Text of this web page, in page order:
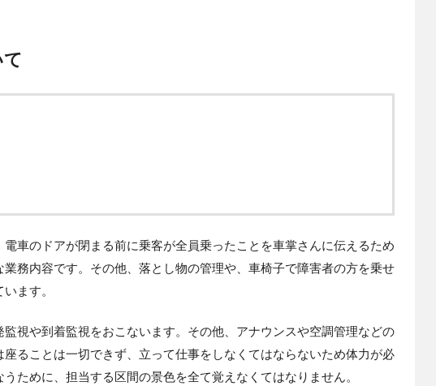
車のドアが閉まる前に乗客が全員乗ったことを車掌さんに伝えるため
務内容です。その他、落とし物の管理や、車椅子で障害者の方を乗せ
ます。
視や到着監視をおこないます。その他、アナウンスや空調管理などの
ることは一切できず、立って仕事をしなくてはならないため体力が必
ために、担当する区間の景色を全て覚えなくてはなりません。